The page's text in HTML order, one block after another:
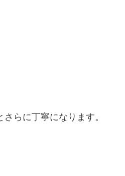
らに丁寧になります。